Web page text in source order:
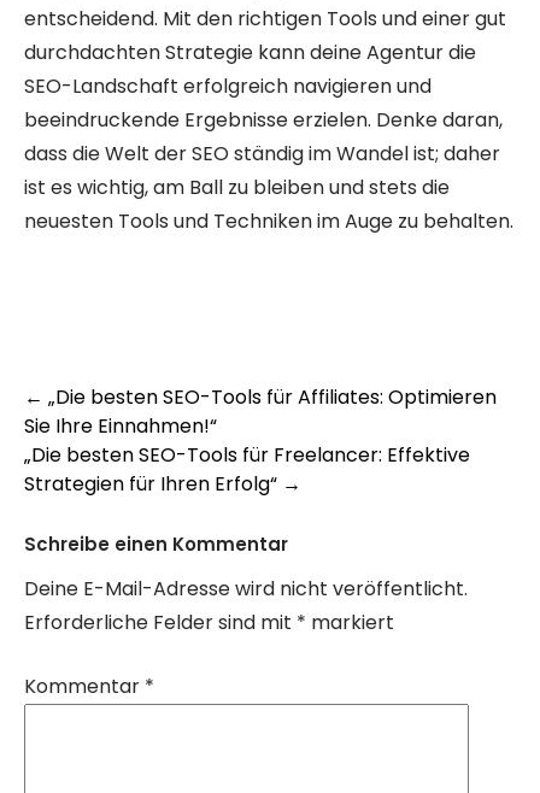
entscheidend. Mit den richtigen Tools und einer gut
durchdachten Strategie kann deine Agentur die
SEO-Landschaft erfolgreich navigieren und
beeindruckende Ergebnisse erzielen. Denke daran,
dass die Welt der SEO ständig im Wandel ist; daher
ist es wichtig, am Ball zu bleiben und stets die
neuesten Tools und Techniken im Auge zu behalten.
Post
navigation
← „Die besten SEO-Tools für Affiliates: Optimieren
Sie Ihre Einnahmen!“
„Die besten SEO-Tools für Freelancer: Effektive
Strategien für Ihren Erfolg“ →
Schreibe einen Kommentar
Deine E-Mail-Adresse wird nicht veröffentlicht.
Erforderliche Felder sind mit * markiert
Kommentar *